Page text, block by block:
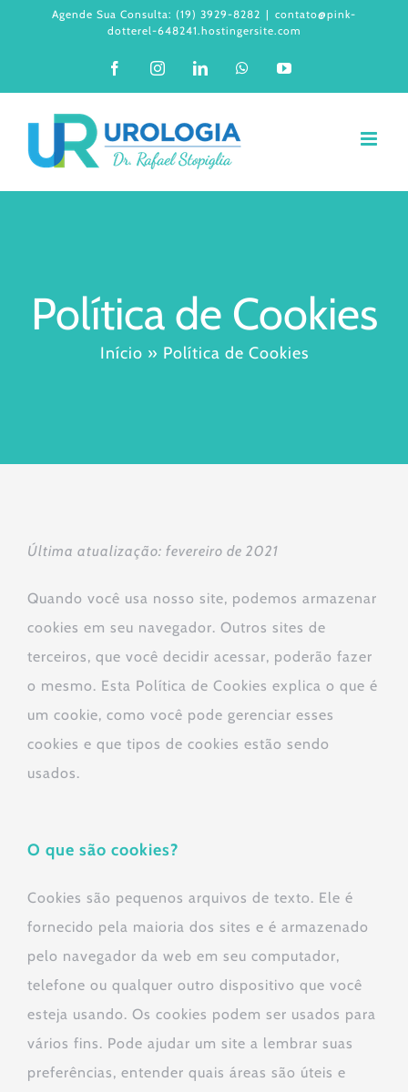
Agende Sua Consulta: (19) 3929-8282 | contato@pink-
dotterel-648241.hostingersite.com
FacebookInstagramLinkedInWhatsAppYouTube
Política de Cookies
Início » Política de Cookies
Última atualização: fevereiro de 2021
Quando você usa nosso site, podemos armazenar
cookies em seu navegador. Outros sites de
terceiros, que você decidir acessar, poderão fazer
o mesmo. Esta Política de Cookies explica o que é
um cookie, como você pode gerenciar esses
cookies e que tipos de cookies estão sendo
usados.
O que são cookies?
Cookies são pequenos arquivos de texto. Ele é
fornecido pela maioria dos sites e é armazenado
pelo navegador da web em seu computador,
telefone ou qualquer outro dispositivo que você
esteja usando. Os cookies podem ser usados ​​para
vários fins. Pode ajudar um site a lembrar suas
preferências, entender quais áreas são úteis e